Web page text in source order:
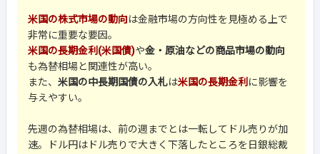
米国の株式市場の動向は金融市場の方向性を見極める上で
非常に重要な要因。
米国の長期金利(米国債)や金・原油などの商品市場の動向
も為替相場と関連性が高い。
また、 米国の中長期国債の入札は米国の長期金利 に影響を
与えやすい。
先週の為替相場は、前の週までとは一転してドル売りが加
速。ドル円はドル売りで大きく下落したところを日銀総裁